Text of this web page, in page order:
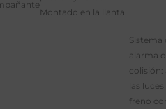
Montado en la llanta
Sistema
alarma
colisión:
las luces
freno